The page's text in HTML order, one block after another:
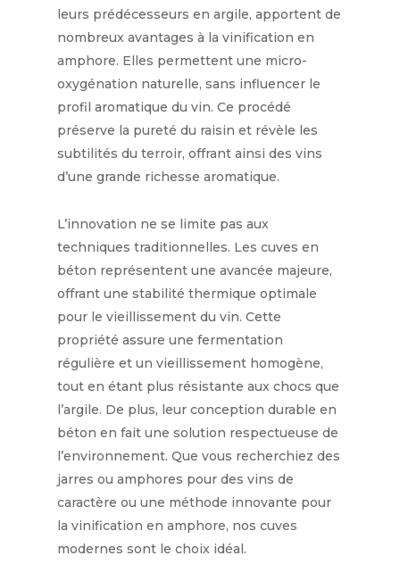
leurs prédécesseurs en argile, apportent de
nombreux avantages à la vinification en
amphore. Elles permettent une micro-
oxygénation naturelle, sans influencer le
profil aromatique du vin. Ce procédé
préserve la pureté du raisin et révèle les
subtilités du terroir, offrant ainsi des vins
d’une grande richesse aromatique.
L’innovation ne se limite pas aux
techniques traditionnelles. Les cuves en
béton représentent une avancée majeure,
offrant une stabilité thermique optimale
pour le vieillissement du vin. Cette
propriété assure une fermentation
régulière et un vieillissement homogène,
tout en étant plus résistante aux chocs que
l’argile. De plus, leur conception durable en
béton en fait une solution respectueuse de
l’environnement. Que vous recherchiez des
jarres ou amphores pour des vins de
caractère ou une méthode innovante pour
la vinification en amphore, nos cuves
modernes sont le choix idéal.